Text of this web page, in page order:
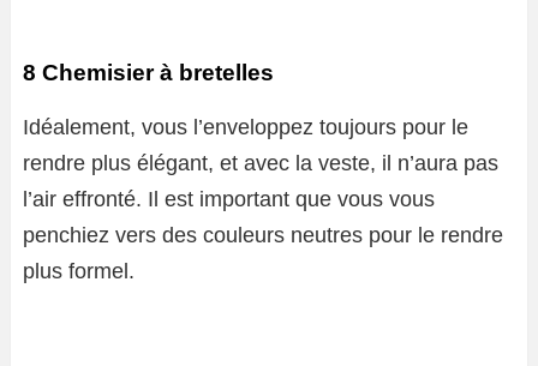
8 Chemisier à bretelles
Idéalement, vous l’enveloppez toujours pour le
rendre plus élégant, et avec la veste, il n’aura pas
l’air effronté. Il est important que vous vous
penchiez vers des couleurs neutres pour le rendre
plus formel.